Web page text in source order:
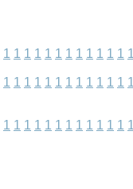
1 1 1 1 1 1 1 1 1 1 1 1 1
1 1 1 1 1 1 1 1 1 1 1 1 1
1 1 1 1 1 1 1 1 1 1 1 1 1